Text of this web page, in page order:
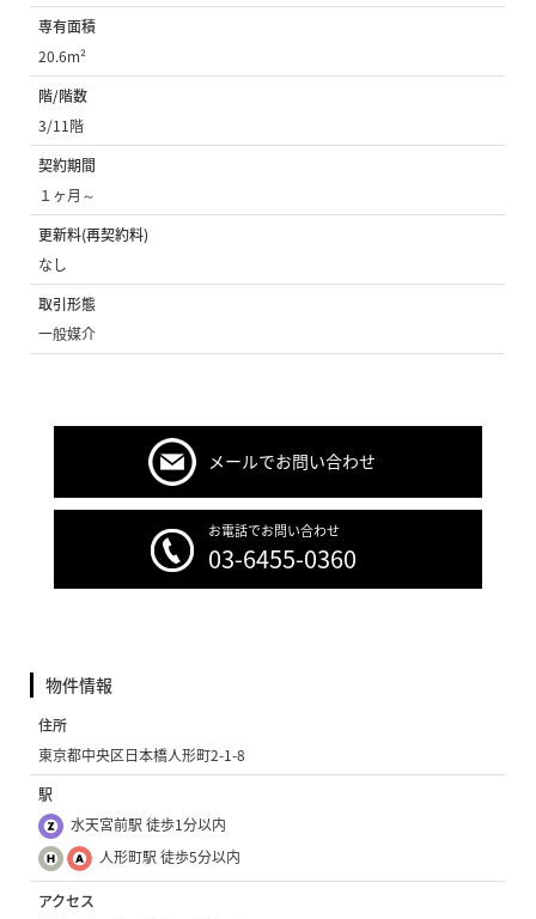
専有面積
20.6m²
階/階数
3/11階
契約期間
１ヶ月～
更新料(再契約料)
なし
取引形態
一般媒介
メールでお問い合わせ
お電話でお問い合わせ
03-6455-0360
物件情報
住所
東京都中央区日本橋人形町2-1-8
駅
水天宮前駅 徒歩1分以内
人形町駅 徒歩5分以内
アクセス